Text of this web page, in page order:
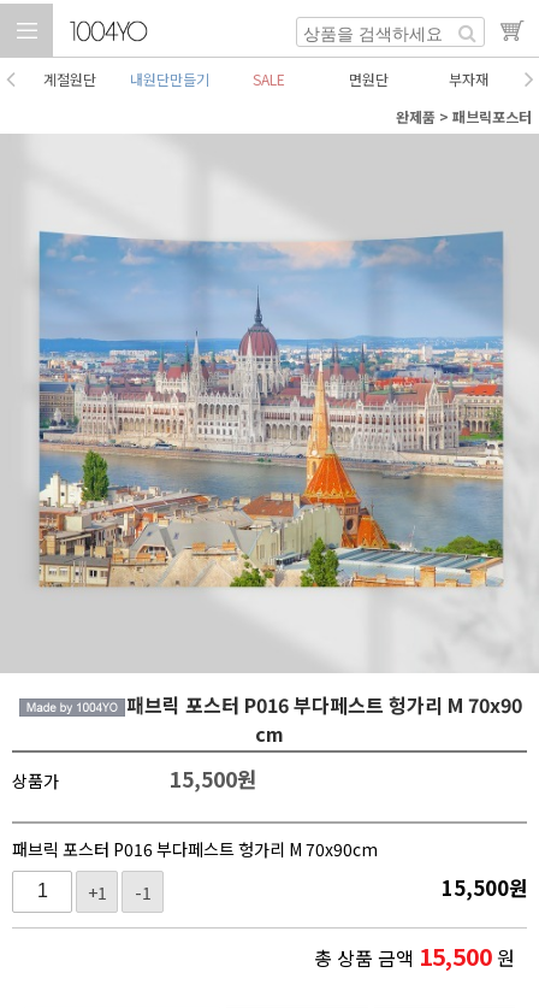
계절원단 내원단만들기 SALE 면원단
부자재
완제품 > 패브릭포스터
패브릭 포스터 P016 부다페스트 헝가리 M 70x90
cm
상품가 15,500원
패브릭 포스터 P016 부다페스트 헝가리 M 70x90cm
+1
-1 15,500원
총 상품 금액 15,500원